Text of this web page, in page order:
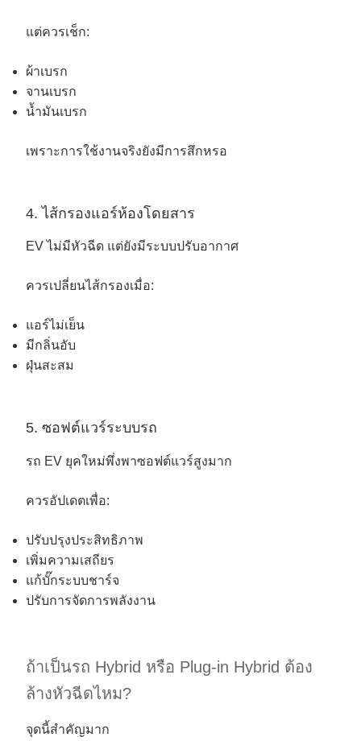
แต่ควรเช็ก:
ผ้าเบรก
จานเบรก
น้ำมันเบรก
เพราะการใช้งานจริงยังมีการสึกหรอ
4. ไส้กรองแอร์ห้องโดยสาร
EV ไม่มีหัวฉีด แต่ยังมีระบบปรับอากาศ
ควรเปลี่ยนไส้กรองเมื่อ:
แอร์ไม่เย็น
มีกลิ่นอับ
ฝุ่นสะสม
5. ซอฟต์แวร์ระบบรถ
รถ EV ยุคใหม่พึ่งพาซอฟต์แวร์สูงมาก
ควรอัปเดตเพื่อ:
ปรับปรุงประสิทธิภาพ
เพิ่มความเสถียร
แก้บั๊กระบบชาร์จ
ปรับการจัดการพลังงาน
ถ้าเป็นรถ Hybrid หรือ Plug-in Hybrid ต้อง
ล้างหัวฉีดไหม?
จุดนี้สำคัญมาก